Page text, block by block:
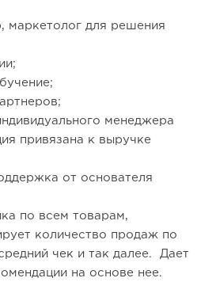
маркетолог для решения
менеджера
привязана к выручке
от основателя
по всем товарам,
количество продаж по
чек и так далее. Дает
на основе нее.